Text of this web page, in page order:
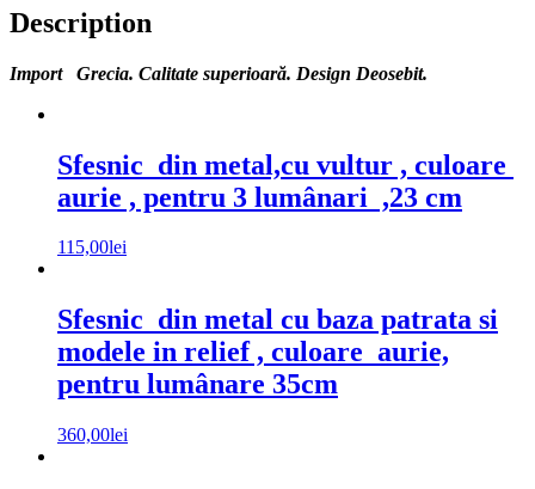
Description
Import Grecia. Calitate superioară. Design Deosebit.
Sfesnic din metal,cu vultur , culoare
aurie , pentru 3 lumânari ,23 cm
115,00lei
Sfesnic din metal cu baza patrata si
modele in relief , culoare aurie,
pentru lumânare 35cm
360,00lei